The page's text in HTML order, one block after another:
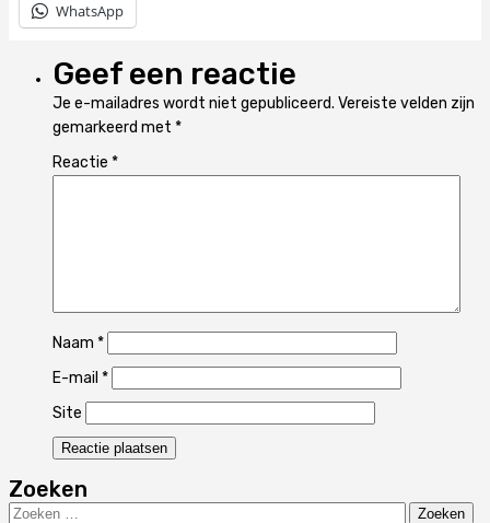
WhatsApp
Geef een reactie
Je e-mailadres wordt niet gepubliceerd. Vereiste velden zijn
gemarkeerd met *
Reactie *
Naam *
E-mail *
Site
Zoeken
Zoeken